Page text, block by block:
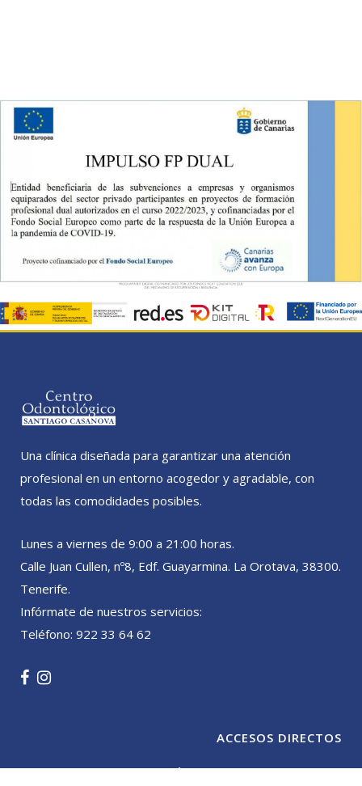
Una clínica diseñada para garantizar una atención
profesional en un entorno acogedor y agradable, con
todas las comodidades posibles.
Lunes a viernes de 9:00 a 21:00 horas.
Calle Juan Cullen, nº8, Edf. Guayarmina. La Orotava, 38300.
Tenerife.
Infórmate de nuestros servicios:
Teléfono: 922 33 64 62
ACCESOS DIRECTOS
CENTRO ODONTOLÓGICO SANTIAGO CASANOVA